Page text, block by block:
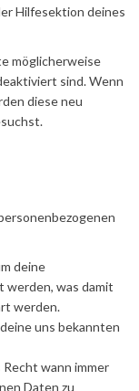
Hilfesektion deines
möglicherweise
sind. Wenn
diese neu
deine
was damit
werden.
uns bekannten
wann immer
Daten zu